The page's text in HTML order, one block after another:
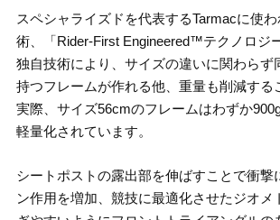
スペシャライズドを代表するTarmacに使
術、「Rider-First Engineered™テクノロジ
独自技術により、サイズの違いに関わらず
持つフレームが作れる他、重量も削減する
実際、サイズ56cmのフレームはわずか
軽量化されています。
シートポストの露出部を伸ばすことで衝撃
ン作用を増加、競技に最適化させたジオメ